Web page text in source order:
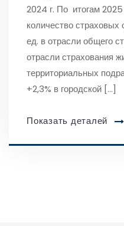
2024 г. По итогам
количество страховых
ед. в отрасли общего
отрасли страхования
территориальных
+2,3% в городской […]
Показать деталей